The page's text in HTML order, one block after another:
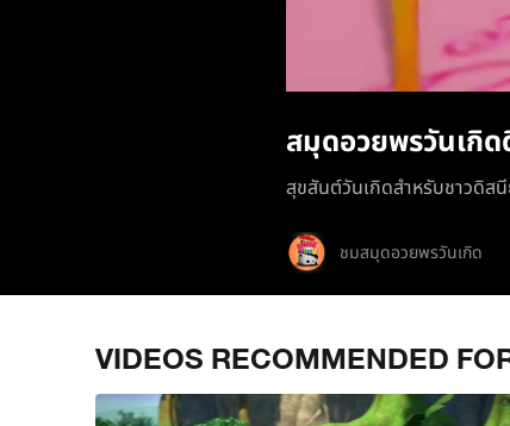
สมุดอวยพรวันเกิ
สุขสันต์วันเกิดสำหรับชาวดิส
ชมสมุดอวยพรวันเกิด
VIDEOS RECOMMENDED